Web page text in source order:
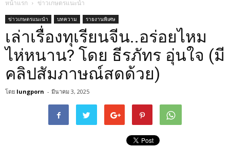
หน้าแรก ข่าวเกษตรแนะนำ
ข่าวเกษตรแนะนำ บทความ รายงานพิเศษ
เล่าเรื่องทุเรียนจีน..อร่อยไหม
ไห่หนาน? โดย ธีรภัทร อุ่นใจ (มี
คลิปสัมภาษณ์สดด้วย)
โดย lungporn - มีนาคม 3, 2025